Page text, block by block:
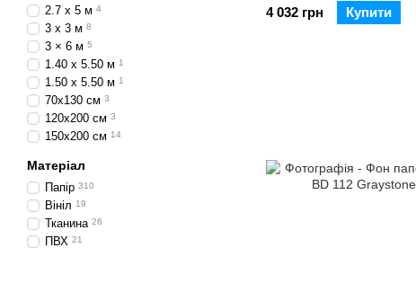
4 032 грн Купити
2.7 х 5 м 4
3 x 3 м 8
3 × 6 м 5
1.40 х 5.50 м 1
1.50 х 5.50 м 1
70x130 см 3
120x200 см 3
150x200 см 14
Матеріал
Папір 310
Вініл 19
Тканина 26
ПВХ 21